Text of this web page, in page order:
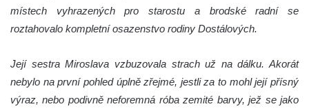
místech vyhrazených pro starostu a brodské radní se
roztahovalo kompletní osazenstvo rodiny Dostálových.
Její sestra Miroslava vzbuzovala strach už na dálku. Akorát
nebylo na první pohled úplně zřejmé, jestli za to mohl její přísný
výraz, nebo podivně neforemná róba zemité barvy, jež se jako